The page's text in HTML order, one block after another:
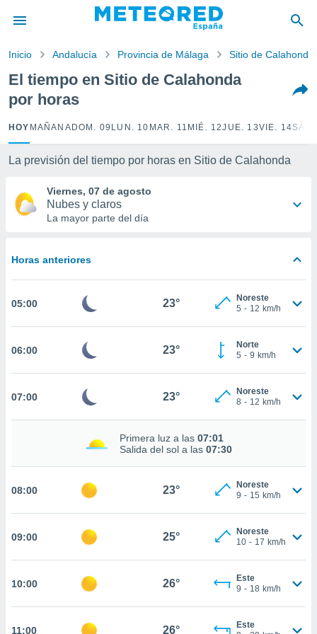
por
para
la
calidad.
a este
las
y
forma
basada
permite
coste.
botón
a la
ya sean
nos
en
perfil
y
CONTINUAR
Inicio Andalucía Provincia de Málaga Sitio de Calahonda
El tiempo en Sitio de Calahonda
por horas
HOY MAÑANA DOM. 09 LUN. 10 MAR. 11 MIÉ. 12JUE. 13VIE. 14
La previsión del tiempo por horas en Sitio de Calahonda
Viernes, 07 de agosto
Nubes y claros
La mayor parte del día
Horas anteriores
05:00 23°
Noreste
5 - 12 km/h
06:00 23°
Norte
5 - 9 km/h
07:00 23°
Noreste
8 - 12 km/h
Primera luz a las 07:01
Salida del sol a las 07:30
08:00 23°
Noreste
9 - 15 km/h
09:00 25°
Noreste
10 - 17 km/h
10:00 26°
Este
9 - 18 km/h
11:00 26°
Este